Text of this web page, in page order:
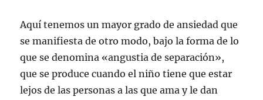
Aquí tenemos un mayor grado de ansiedad que
se manifiesta de otro modo, bajo la forma de lo
que se denomina «angustia de separación»,
que se produce cuando el niño tiene que estar
lejos de las personas a las que ama y le dan